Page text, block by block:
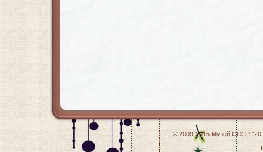
© 2009-2015 Музей СССР